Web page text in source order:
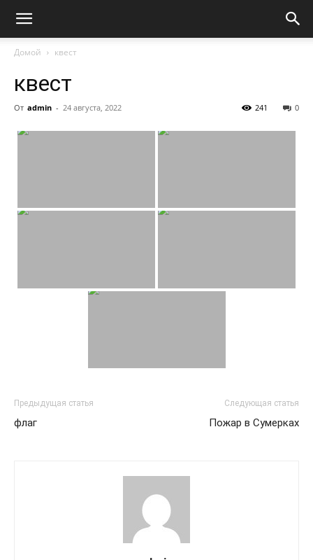
Домой квест
квест
От admin - 24 августа, 2022 0
241
Предыдущая статья
флаг
Следующая статья
Пожар в Сумерках